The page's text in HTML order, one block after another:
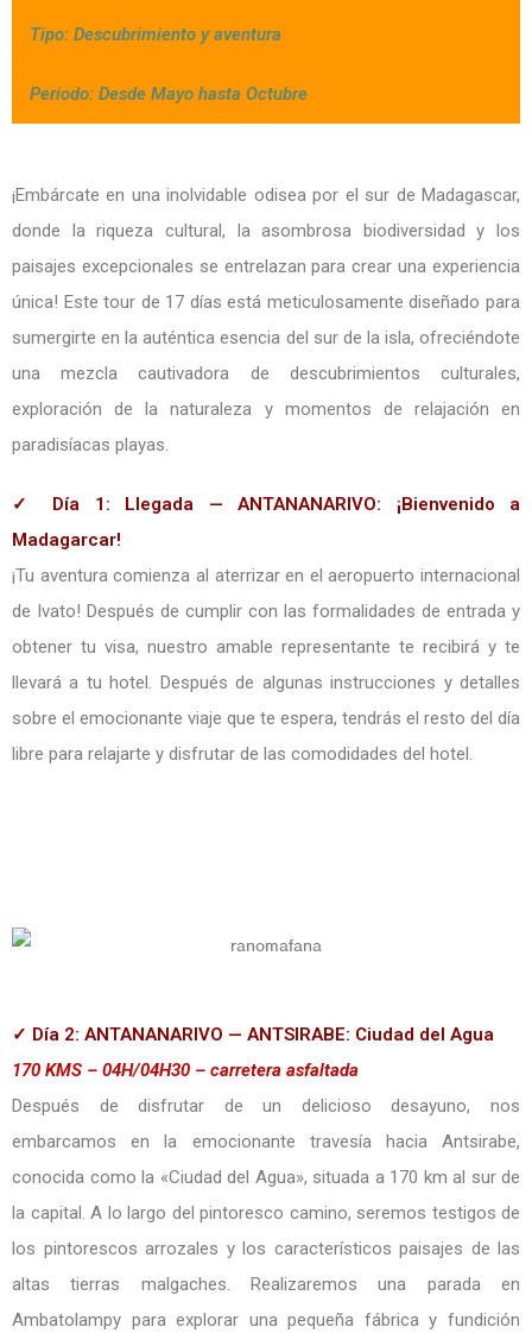
Tipo: Descubrimiento y aventura
Periodo: Desde Mayo hasta Octubre
¡Embárcate en una inolvidable odisea por el sur de Madagascar,
donde la riqueza cultural, la asombrosa biodiversidad y los
paisajes excepcionales se entrelazan para crear una experiencia
única! Este tour de 17 días está meticulosamente diseñado para
sumergirte en la auténtica esencia del sur de la isla, ofreciéndote
una mezcla cautivadora de descubrimientos culturales,
exploración de la naturaleza y momentos de relajación en
paradisíacas playas.
✓ Día 1: Llegada — ANTANANARIVO: ¡Bienvenido a
Madagarcar!
¡Tu aventura comienza al aterrizar en el aeropuerto internacional
de Ivato! Después de cumplir con las formalidades de entrada y
obtener tu visa, nuestro amable representante te recibirá y te
llevará a tu hotel. Después de algunas instrucciones y detalles
sobre el emocionante viaje que te espera, tendrás el resto del día
libre para relajarte y disfrutar de las comodidades del hotel.
✓ Día 2: ANTANANARIVO — ANTSIRABE: Ciudad del Agua
170 KMS – 04H/04H30 – carretera asfaltada
Después de disfrutar de un delicioso desayuno, nos
embarcamos en la emocionante travesía hacia Antsirabe,
conocida como la «Ciudad del Agua», situada a 170 km al sur de
la capital. A lo largo del pintoresco camino, seremos testigos de
los pintorescos arrozales y los característicos paisajes de las
altas tierras malgaches. Realizaremos una parada en
Ambatolampy para explorar una pequeña fábrica y fundición